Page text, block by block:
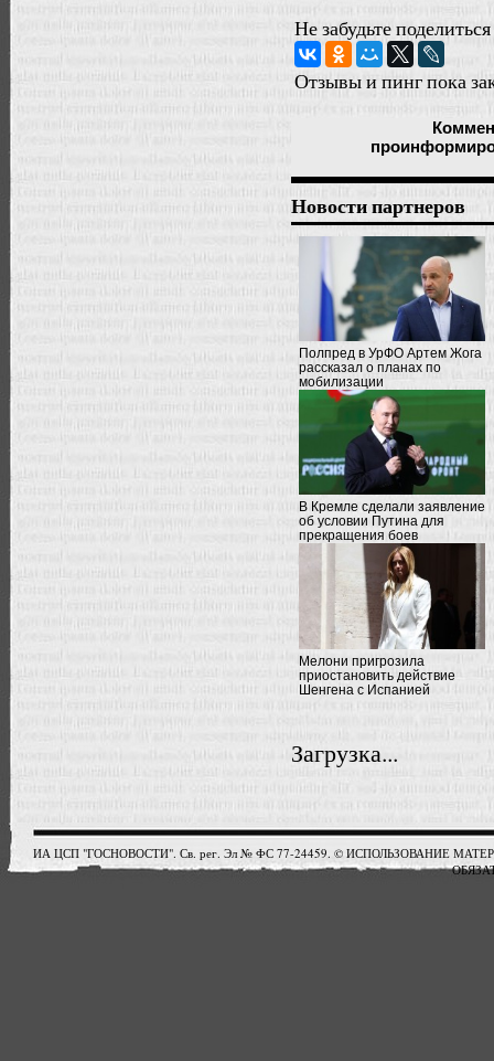
Не забудьте
Отзывы и пинг пока
Новости партнеров
Полпред в УрФО Артем Жога
рассказал о планах по
мобилизации
В Кремле сделали заявление
об условии Путина для
прекращения боев
Мелони пригрозила
приостановить действие
Шенгена с Испанией
Загрузка...
ИА ЦСП "ГОСНОВОСТИ". Св. рег. Эл № ФС 77-24459. © ИСПОЛЬЗОВАНИЕ